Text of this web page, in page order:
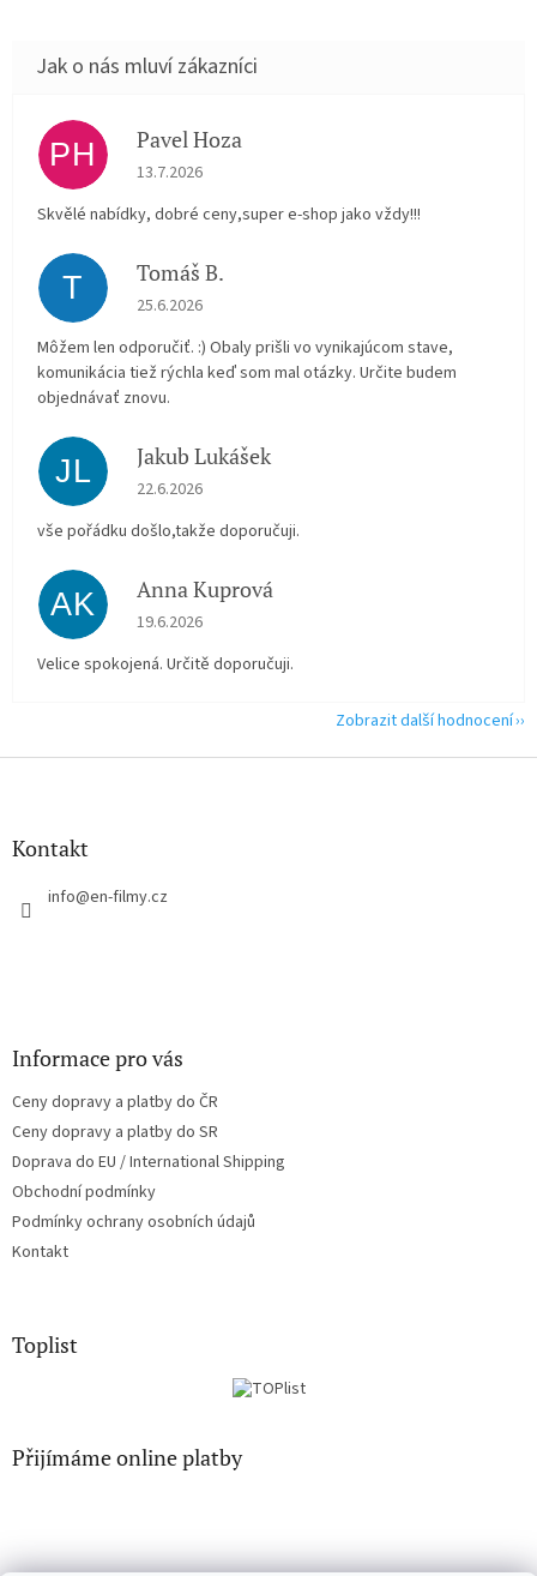
PH Pavel Hoza
Hodnocení obchodu je 5 z 5 hvězdiček.
13.7.2026
Skvělé nabídky, dobré ceny,super e-shop jako vždy!!!
T Tomáš B.
Hodnocení obchodu je 5 z 5 hvězdiček.
25.6.2026
Môžem len odporučiť. :) Obaly prišli vo vynikajúcom stave,
komunikácia tiež rýchla keď som mal otázky. Určite budem
objednávať znovu.
JL Jakub Lukášek
Hodnocení obchodu je 5 z 5 hvězdiček.
22.6.2026
vše pořádku došlo,takže doporučuji.
AK Anna Kuprová
Hodnocení obchodu je 5 z 5 hvězdiček.
19.6.2026
Velice spokojená. Určitě doporučuji.
Zobrazit další hodnocení
Z
Kontakt
info@en-filmy.cz
Informace pro vás
Ceny dopravy a platby do ČR
Ceny dopravy a platby do SR
Doprava do EU / International Shipping
Obchodní podmínky
Podmínky ochrany osobních údajů
Kontakt
Toplist
Přijímáme online platby